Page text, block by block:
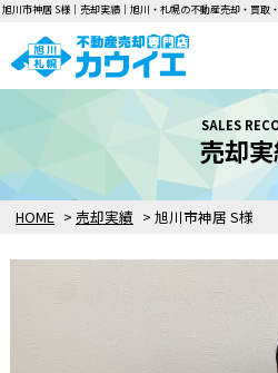
HOME > 売却実績 > 旭川市神居 S様
SALES
売却